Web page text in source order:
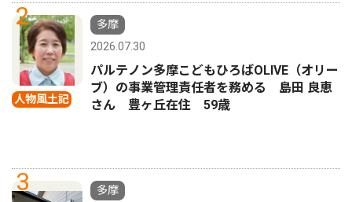
2
人物風土記
多摩
2026.07.30
パルテノン多摩こどもひろばOLIVE（オリー
ブ）の事業管理責任者を務める 島田 良恵
さん 豊ヶ丘在住 59歳
3
多摩